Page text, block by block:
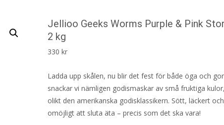
Jellioo Geeks Worms Purple & Pink
2 kg
330 kr
Ladda upp skålen, nu blir det fest för både öga och
snackar vi nämligen godismaskar av små fruktiga
olikt den amerikanska godisklassikern. Sött, läckert
omöjligt att sluta äta – precis som det ska vara!